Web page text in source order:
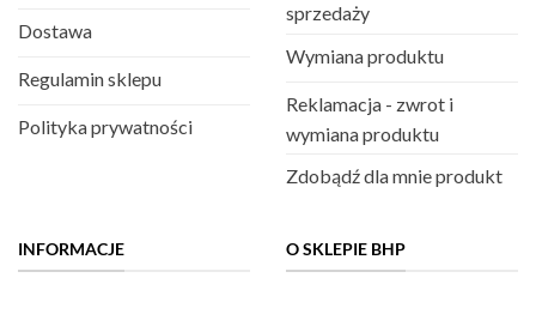
Dostawa
Regulamin sklepu
Polityka prywatności
sprzedaży
Wymiana produktu
Reklamacja - zwrot i
wymiana produktu
Zdobądź dla mnie produkt
INFORMACJE O SKLEPIE BHP